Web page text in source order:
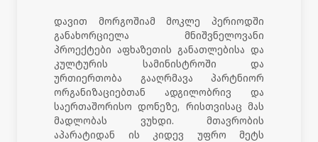
დავით მორგოშიამ მოკლე პერიოდში
განახორციელა მნიშვნელოვანი
პროექტები აფხაზეთის განათლებისა და
კულტურის სამინისტროში და
ურთიერთობა გააღრმავა პარტნიორ
ორგანიზაციებთან ადგილობრივ და
საერთაშორისო დონეზე, რისთვისაც მას
მადლობას ვუხდი. მთავრობის
აპარატიდან ის კიდევ უფრო მეტს